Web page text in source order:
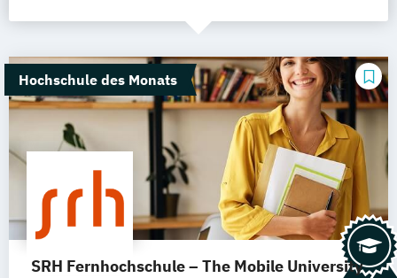
Hochschule des Monats
SRH Fernhochschule – The Mobile University